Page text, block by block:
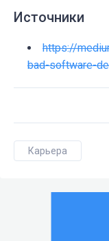
Источники
https://
bad-software-
Карьера